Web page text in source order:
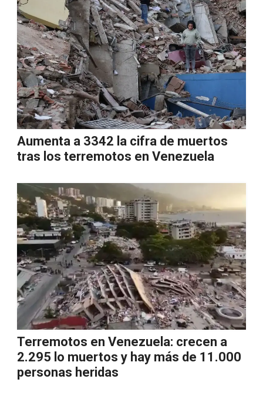
Aumenta a 3342 la cifra de muertos
tras los terremotos en Venezuela
Terremotos en Venezuela: crecen a
2.295 lo muertos y hay más de 11.000
personas heridas